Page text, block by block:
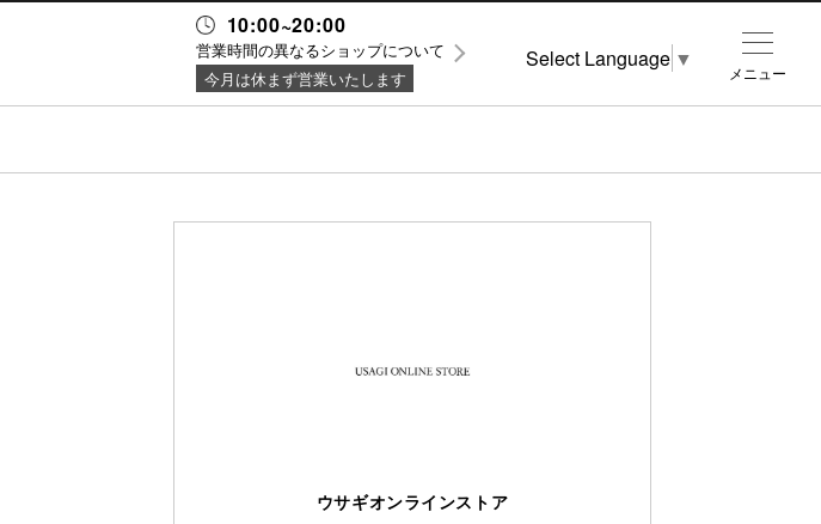
10:00~20:00
営業時間の異なるショップについて
今月は休まず営業いたします
ウサギオンラインストア
メニュー
Select Language ▼